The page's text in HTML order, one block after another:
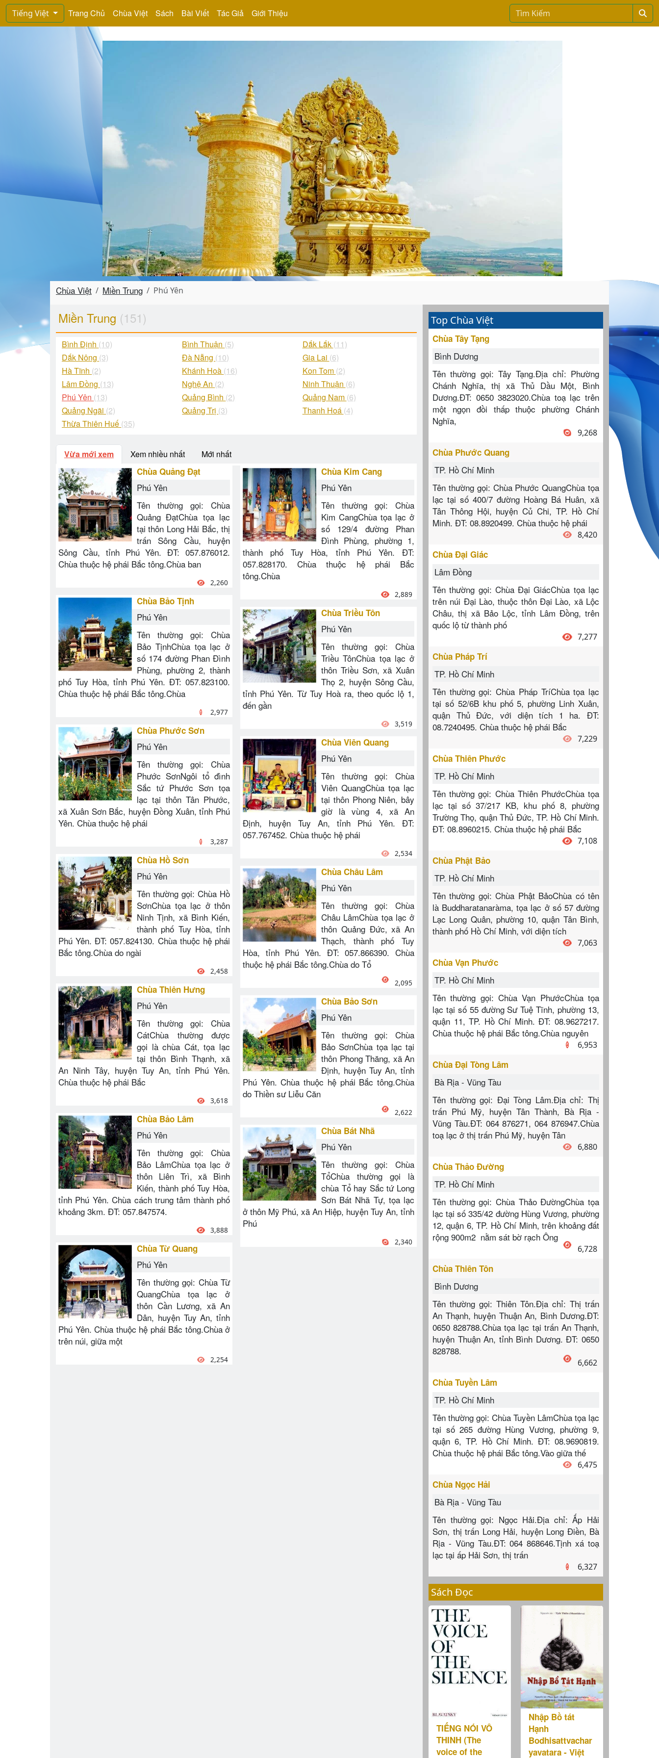
Tiếng Việt Trang Chủ Chùa Việt Sách Bài Viết Tác Giả Giới Thiệu
Chùa Việt Miền Trung Phú Yên
Miền Trung (151)
Bình Định (10) Bình Thuận (5) Dắk Lắk (11)
Dắk Nông (3) Đà Nẵng (10) Gia Lai (6)
Hà Tĩnh (2) Khánh Hoà (16) Kon Tom (2)
Lâm Đồng (13) Nghệ An (2) Ninh Thuận (6)
Phú Yên (13) Quảng Bình (2) Quảng Nam (6)
Quảng Ngãi (2) Quảng Trị (3) Thanh Hoá (4)
Thừa Thiên Huế (35)
Vừa mới xem Xem nhiều nhất Mới nhất
Chùa Quảng Đạt
Phú Yên
Tên thường gọi: Chùa
Quảng ĐạtChùa tọa lạc
tại thôn Long Hải Bắc, thị
trấn Sông Cầu, huyện
Sông Cầu, tỉnh Phú Yên. ĐT: 057.876012.
Chùa thuộc hệ phái Bắc tông.Chùa ban
2,260
Chùa Bảo Tịnh
Phú Yên
Tên thường gọi: Chùa
Bảo TịnhChùa tọa lạc ở
số 174 đường Phan Đình
Phùng, phường 2, thành
phố Tuy Hòa, tỉnh Phú Yên. ĐT: 057.823100.
Chùa thuộc hệ phái Bắc tông.Chùa
2,977
Chùa Phước Sơn
Phú Yên
Tên thường gọi: Chùa
Phước SơnNgôi tổ đình
Sắc tứ Phước Sơn tọa
lạc tại thôn Tân Phước,
xã Xuân Sơn Bắc, huyện Đồng Xuân, tỉnh Phú
Yên. Chùa thuộc hệ phái
3,287
Chùa Hồ Sơn
Phú Yên
Tên thường gọi: Chùa Hồ
SơnChùa tọa lạc ở thôn
Ninh Tịnh, xã Bình Kiến,
thành phố Tuy Hòa, tỉnh
Phú Yên. ĐT: 057.824130. Chùa thuộc hệ phái
Bắc tông.Chùa do ngài
2,458
Chùa Thiên Hưng
Phú Yên
Tên thường gọi: Chùa
CátChùa thường được
gọi là chùa Cát, tọa lạc
tại thôn Bình Thạnh, xã
An Ninh Tây, huyện Tuy An, tỉnh Phú Yên.
Chùa thuộc hệ phái Bắc
3,618
Chùa Bảo Lâm
Phú Yên
Tên thường gọi: Chùa
Bảo LâmChùa tọa lạc ở
thôn Liên Trì, xã Bình
Kiến, thành phố Tuy Hòa,
tỉnh Phú Yên. Chùa cách trung tâm thành phố
khoảng 3km. ĐT: 057.847574.
3,888
Chùa Từ Quang
Phú Yên
Tên thường gọi: Chùa Từ
QuangChùa tọa lạc ở
thôn Cần Lương, xã An
Dân, huyện Tuy An, tỉnh
Phú Yên. Chùa thuộc hệ phái Bắc tông.Chùa ở
trên núi, giữa một
2,254
Chùa Kim Cang
Phú Yên
Tên thường gọi: Chùa
Kim CangChùa tọa lạc ở
số 129/4 đường Phan
Đình Phùng, phường 1,
thành phố Tuy Hòa, tỉnh Phú Yên. ĐT:
057.828170. Chùa thuộc hệ phái Bắc
tông.Chùa
2,889
Chùa Triều Tôn
Phú Yên
Tên thường gọi: Chùa
Triều TônChùa tọa lạc ở
thôn Triều Sơn, xã Xuân
Thọ 2, huyện Sông Cầu,
tỉnh Phú Yên. Từ Tuy Hoà ra, theo quốc lộ 1,
đến gần
3,519
Chùa Viên Quang
Phú Yên
Tên thường gọi: Chùa
Viên QuangChùa tọa lạc
tại thôn Phong Niên, bây
giờ là vùng 4, xã An
Định, huyện Tuy An, tỉnh Phú Yên. ĐT:
057.767452. Chùa thuộc hệ phái
2,534
Chùa Châu Lâm
Phú Yên
Tên thường gọi: Chùa
Châu LâmChùa tọa lạc ở
thôn Quảng Đức, xã An
Thạch, thành phố Tuy
Hòa, tỉnh Phú Yên. ĐT: 057.866390. Chùa
thuộc hệ phái Bắc tông.Chùa do Tổ
2,095
Chùa Bảo Sơn
Phú Yên
Tên thường gọi: Chùa
Bảo SơnChùa tọa lạc tại
thôn Phong Thăng, xã An
Định, huyện Tuy An, tỉnh
Phú Yên. Chùa thuộc hệ phái Bắc tông.Chùa
do Thiền sư Liễu Căn
2,622
Chùa Bát Nhã
Phú Yên
Tên thường gọi: Chùa
TổChùa thường gọi là
chùa Tổ hay Sắc tứ Long
Sơn Bát Nhã Tự, tọa lạc
ở thôn Mỹ Phú, xã An Hiệp, huyện Tuy An, tỉnh
Phú
2,340
Top Chùa Việt
Chùa Tây Tạng
Bình Dương
Tên thường gọi: Tây Tạng.Địa chỉ: Phường
Chánh Nghĩa, thị xã Thủ Dầu Một, Bình
Dương.ĐT: 0650 3823020.Chùa toạ lạc trên
một ngọn đồi thấp thuộc phường Chánh
Nghĩa,
9,268
Chùa Phước Quang
TP. Hồ Chí Minh
Tên thường gọi: Chùa Phước QuangChùa tọa
lạc tại số 400/7 đường Hoàng Bá Huân, xã
Tân Thông Hội, huyện Củ Chi, TP. Hồ Chí
Minh. ĐT: 08.8920499. Chùa thuộc hệ phái
8,420
Chùa Đại Giác
Lâm Đồng
Tên thường gọi: Chùa Đại GiácChùa tọa lạc
trên núi Đại Lào, thuộc thôn Đại Lào, xã Lộc
Châu, thị xã Bảo Lộc, tỉnh Lâm Đồng, trên
quốc lộ từ thành phố
7,277
Chùa Pháp Trí
TP. Hồ Chí Minh
Tên thường gọi: Chùa Pháp TríChùa tọa lạc
tại số 52/6B khu phố 5, phường Linh Xuân,
quận Thủ Đức, với diện tích 1 ha. ĐT:
08.7240495. Chùa thuộc hệ phái Bắc
7,229
Chùa Thiên Phước
TP. Hồ Chí Minh
Tên thường gọi: Chùa Thiên PhướcChùa tọa
lạc tại số 37/217 KB, khu phố 8, phường
Trường Thọ, quận Thủ Đức, TP. Hồ Chí Minh.
ĐT: 08.8960215. Chùa thuộc hệ phái Bắc
7,108
Chùa Phật Bảo
TP. Hồ Chí Minh
Tên thường gọi: Chùa Phật BảoChùa có tên
là Buddharatanaràma, tọa lạc ở số 57 đường
Lạc Long Quân, phường 10, quận Tân Bình,
thành phố Hồ Chí Minh, với diện tích
7,063
Chùa Vạn Phước
TP. Hồ Chí Minh
Tên thường gọi: Chùa Vạn PhướcChùa tọa
lạc tại số 55 đường Sư Tuệ Tĩnh, phường 13,
quận 11, TP. Hồ Chí Minh. ĐT: 08.9627217.
Chùa thuộc hệ phái Bắc tông.Chùa nguyên
6,953
Chùa Đại Tòng Lâm
Bà Rịa - Vũng Tàu
Tên thường gọi: Đại Tòng Lâm.Địa chỉ: Thị
trấn Phú Mỹ, huyện Tân Thành, Bà Rịa -
Vũng Tàu.ĐT: 064 876271, 064 876947.Chùa
toạ lạc ở thị trấn Phú Mỹ, huyện Tân
6,880
Chùa Thảo Đường
TP. Hồ Chí Minh
Tên thường gọi: Chùa Thảo ĐườngChùa tọa
lạc tại số 335/42 đường Hùng Vương, phường
12, quận 6, TP. Hồ Chí Minh, trên khoảng đất
rộng 900m2 nằm sát bờ rạch Ông
6,728
Chùa Thiên Tôn
Bình Dương
Tên thường gọi: Thiên Tôn.Địa chỉ: Thị trấn
An Thạnh, huyện Thuận An, Bình Dương.ĐT:
0650 828788.Chùa tọa lạc tại trấn An Thạnh,
huyện Thuận An, tỉnh Bình Dương. ĐT: 0650
828788.
6,662
Chùa Tuyền Lâm
TP. Hồ Chí Minh
Tên thường gọi: Chùa Tuyền LâmChùa tọa lạc
tại số 265 đường Hùng Vương, phường 9,
quận 6, TP. Hồ Chí Minh. ĐT: 08.9690819.
Chùa thuộc hệ phái Bắc tông.Vào giữa thế
6,475
Chùa Ngọc Hải
Bà Rịa - Vũng Tàu
Tên thường gọi: Ngọc Hải.Địa chỉ: Ấp Hải
Sơn, thị trấn Long Hải, huyện Long Điền, Bà
Rịa - Vũng Tàu.ĐT: 064 868646.Tịnh xá toạ
lạc tại ấp Hải Sơn, thị trấn
6,327
Sách Đọc
TIẾNG NÓI VÔ
THINH (The
voice of the
Nhập Bồ tát
Hạnh
Bodhisattvachar
yavatara - Việt